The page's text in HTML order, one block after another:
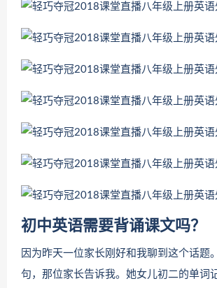
初中英语需要背诵课文吗？
因为昨天一位家长刚好和我聊到这个话题
句，那位家长告诉我。她女儿初二的单词